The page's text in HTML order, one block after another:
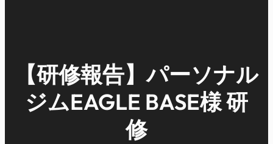
【研修報告】パーソナル
ジムEAGLE BASE様 研
修